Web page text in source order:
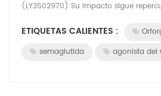
(LY3502970) Su impacto sigue
ETIQUETAS CALIENTES :
semaglutida
agonista del